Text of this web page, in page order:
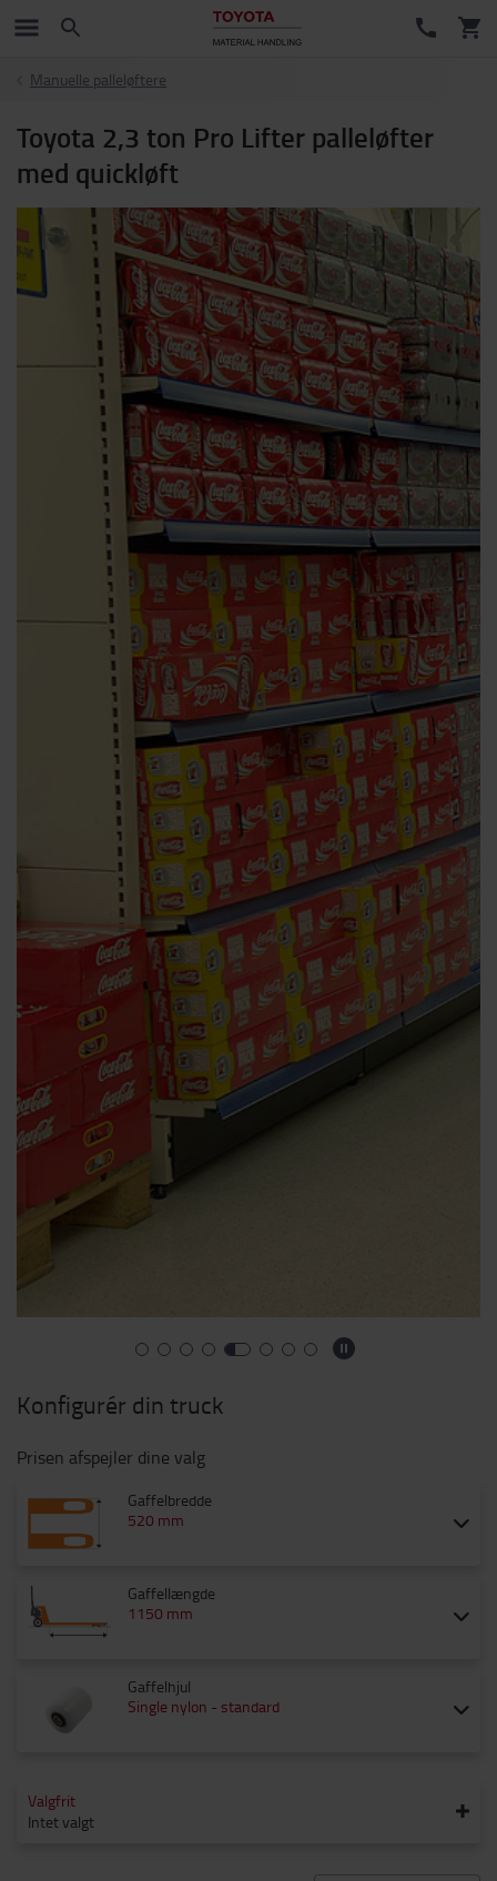
Manuelle palleløftere
Toyota 2,3 ton Pro Lifter palleløfter
med quickløft
Konfigurér din truck
Prisen afspejler dine valg
Gaffelbredde
520 mm
Gaffellængde
1150 mm
Gaffelhjul
Single nylon - standard
Valgfrit
Intet valgt